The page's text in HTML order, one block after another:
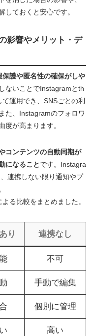
しておくと安心です。
影響やメリット・デ
保護や匿名性の確保がしや
ないことでInstagramとth
運用でき、SNSごとの利
た、Instagramのフォロワ
度が高まります。
コンテンツの自動同期が
になることです。Instagra
連携しない限り通知やプ
る比較をまとめました。
り 連携なし
不可
手動で編集
個別に管理
高い